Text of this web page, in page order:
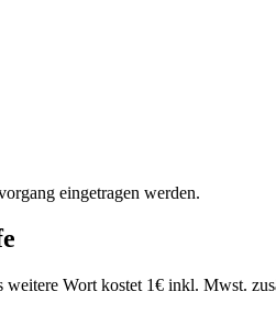
eingetragen werden.
Wort kostet 1€ inkl. Mwst.